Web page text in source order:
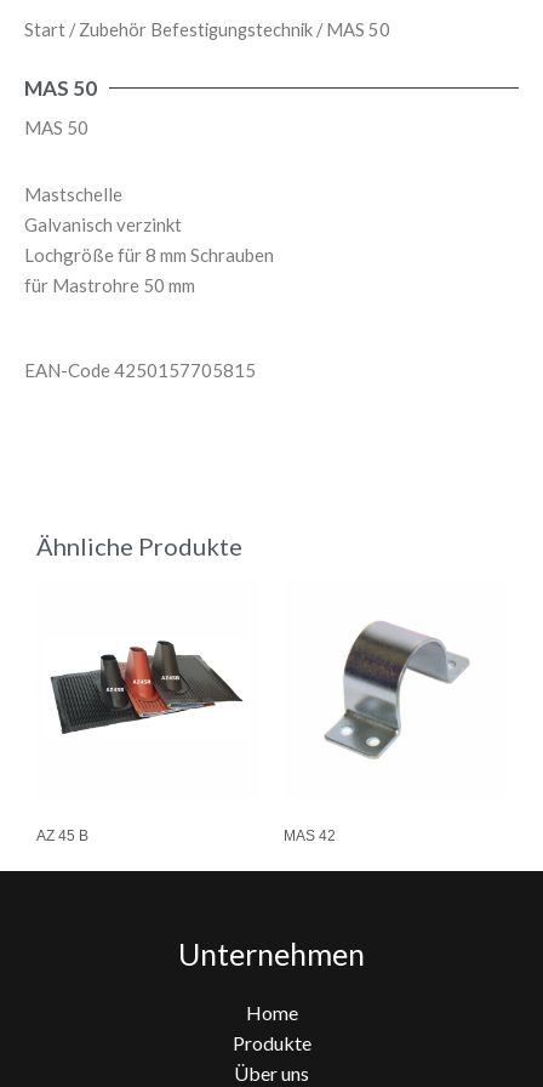
Start /Zubehör Befestigungstechnik / MAS 50
MAS 50
MAS 50
Mastschelle
Galvanisch verzinkt
Lochgröße für 8 mm Schrauben
für Mastrohre 50 mm
EAN-Code 4250157705815
Ähnliche Produkte
AZ 45 B MAS 42
Unternehmen
Home
Produkte
Über uns